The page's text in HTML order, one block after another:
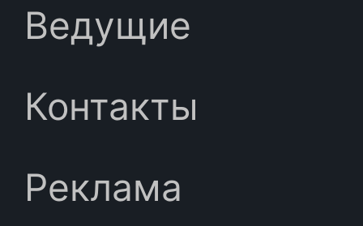
Ведущие
Контакты
Реклама